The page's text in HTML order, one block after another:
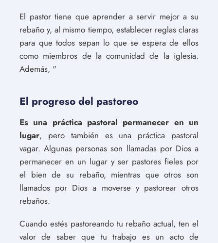
El pastor tiene que aprender a servir mejor a su
rebaño y, al mismo tiempo, establecer reglas claras
para que todos sepan lo que se espera de ellos
como miembros de la comunidad de la iglesia.
Además, "
El progreso del pastoreo
Es una práctica pastoral permanecer en un
lugar, pero también es una práctica pastoral
vagar. Algunas personas son llamadas por Dios a
permanecer en un lugar y ser pastores fieles por
el bien de su rebaño, mientras que otros son
llamados por Dios a moverse y pastorear otros
rebaños.
Cuando estés pastoreando tu rebaño actual, ten el
valor de saber que tu trabajo es un acto de